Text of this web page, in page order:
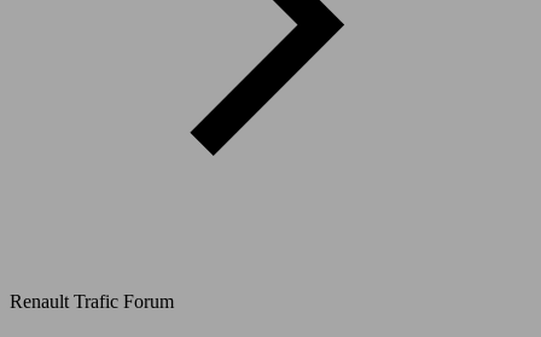
Renault Trafic Forum